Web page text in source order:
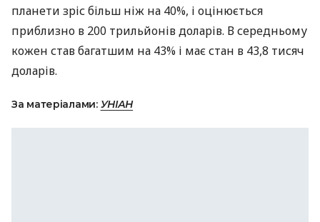
планети зріс більш ніж на 40%, і оцінюється
приблизно в 200 трильйонів доларів. В середньому
кожен став багатшим на 43% і має стан в 43,8 тисяч
доларів.
За матеріалами: УНІАН